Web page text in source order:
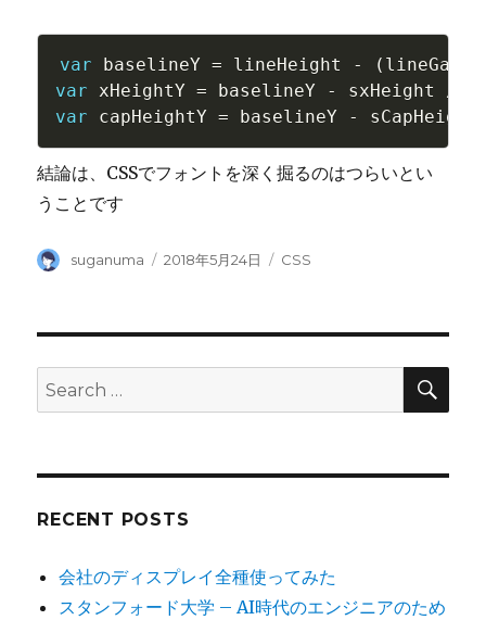
var baselineY = lineHeight - ( lineGap
var xHeightY = baselineY - sxHeight /
var capHeightY = baselineY -
結論は、CSSでフォントを深く掘るのはつらいとい
うことです
Author
suganuma
Posted
2018年5月24日 Categories
CSS
Search
for:
RECENT POSTS
会社のディスプレイ全種使ってみた
スタンフォード大学 – AI時代のエンジニアのため